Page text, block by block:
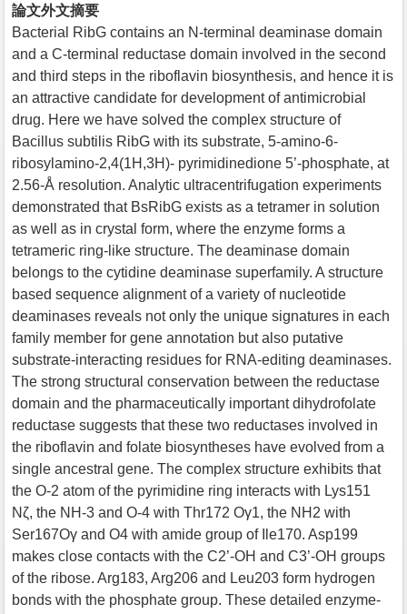
論文外文摘要
Bacterial RibG contains an N-terminal deaminase domain
and a C-terminal reductase domain involved in the second
and third steps in the riboflavin biosynthesis, and hence it is
an attractive candidate for development of antimicrobial
drug. Here we have solved the complex structure of
Bacillus subtilis RibG with its substrate, 5-amino-6-
ribosylamino-2,4(1H,3H)- pyrimidinedione 5’-phosphate, at
2.56-Å resolution. Analytic ultracentrifugation experiments
demonstrated that BsRibG exists as a tetramer in solution
as well as in crystal form, where the enzyme forms a
tetrameric ring-like structure. The deaminase domain
belongs to the cytidine deaminase superfamily. A structure
based sequence alignment of a variety of nucleotide
deaminases reveals not only the unique signatures in each
family member for gene annotation but also putative
substrate-interacting residues for RNA-editing deaminases.
The strong structural conservation between the reductase
domain and the pharmaceutically important dihydrofolate
reductase suggests that these two reductases involved in
the riboflavin and folate biosyntheses have evolved from a
single ancestral gene. The complex structure exhibits that
the O-2 atom of the pyrimidine ring interacts with Lys151
Nζ, the NH-3 and O-4 with Thr172 Oγ1, the NH2 with
Ser167Oγ and O4 with amide group of Ile170. Asp199
makes close contacts with the C2’-OH and C3’-OH groups
of the ribose. Arg183, Arg206 and Leu203 form hydrogen
bonds with the phosphate group. These detailed enzyme-